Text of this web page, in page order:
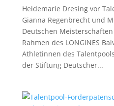
Heidemarie Dresing vor
Gianna Regenbrecht und
Deutschen
Rahmen des LONGINES
Athletinnen des
der Stiftung Deutscher...